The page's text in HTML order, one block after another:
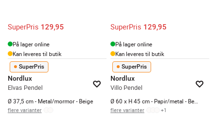
SuperPris 129,95
På lager online
Kan leveres til butik
SuperPris 129,95
På lager online
Kan leveres til butik
SuperPris
Nordlux
Elvas Pendel
Ø 37,5 cm - Metal/mormor - Beige
flere varianter
SuperPris
Nordlux
Villo Pendel
flere varianter +1